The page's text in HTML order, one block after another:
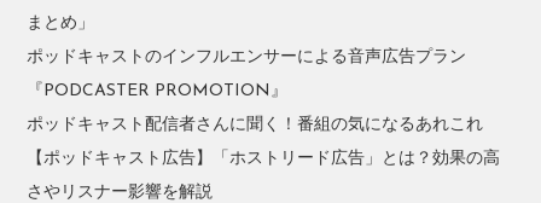
まとめ」
ポッドキャストのインフルエンサーによる音声広告プラン
『PODCASTER PROMOTION』
ポッドキャスト配信者さんに聞く！番組の気になるあれこれ
【ポッドキャスト広告】「ホストリード広告」とは？効果の高
さやリスナー影響を解説